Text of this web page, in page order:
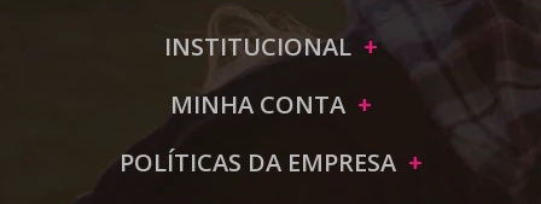
INSTITUCIONAL
MINHA CONTA
POLÍTICAS DA EMPRESA